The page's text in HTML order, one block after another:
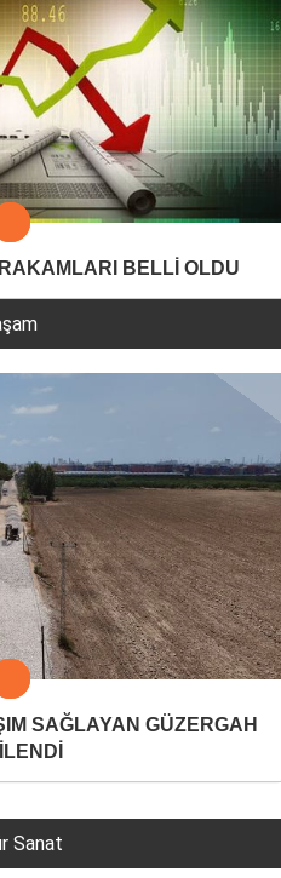
BELLİ OLDU
SAĞLAYAN GÜZERGAH
Sanat